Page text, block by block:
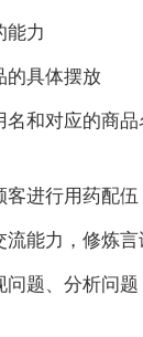
力
具体摆放
对应的商品
进行用药配伍
能力，修炼言
题、分析问题